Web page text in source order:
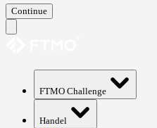
Continue
FTMO Challenge
Handel